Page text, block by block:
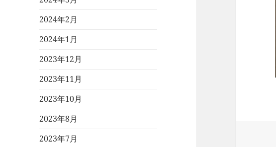
2024年2月
2024年1月
2023年12月
2023年11月
2023年10月
2023年8月
2023年7月